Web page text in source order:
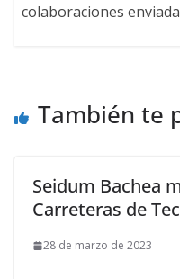
colaboraciones
También te
Seidum Bachea
Carreteras de
28 de marzo de 2023